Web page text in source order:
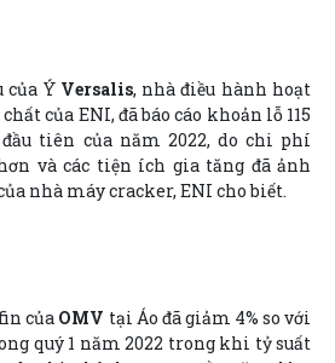
của Ý Versalis, nhà điều hành hoạt
của ENI, đã báo cáo khoản lỗ 115
tiên của năm 2022, do chi phí
và các tiện ích gia tăng đã ảnh
nhà máy cracker, ENI cho biết.
của OMV tại Áo đã giảm 4% so với
quý 1 năm 2022 trong khi tỷ suất